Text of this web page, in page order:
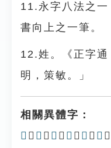
11.永字八法之
書向上之一筆。
12.姓。《正字通
明，策敏。」
相關異體字：
𥮫 、 𠞁 、 𠞦 、 𢄆 、 筞 、 𥮮 、